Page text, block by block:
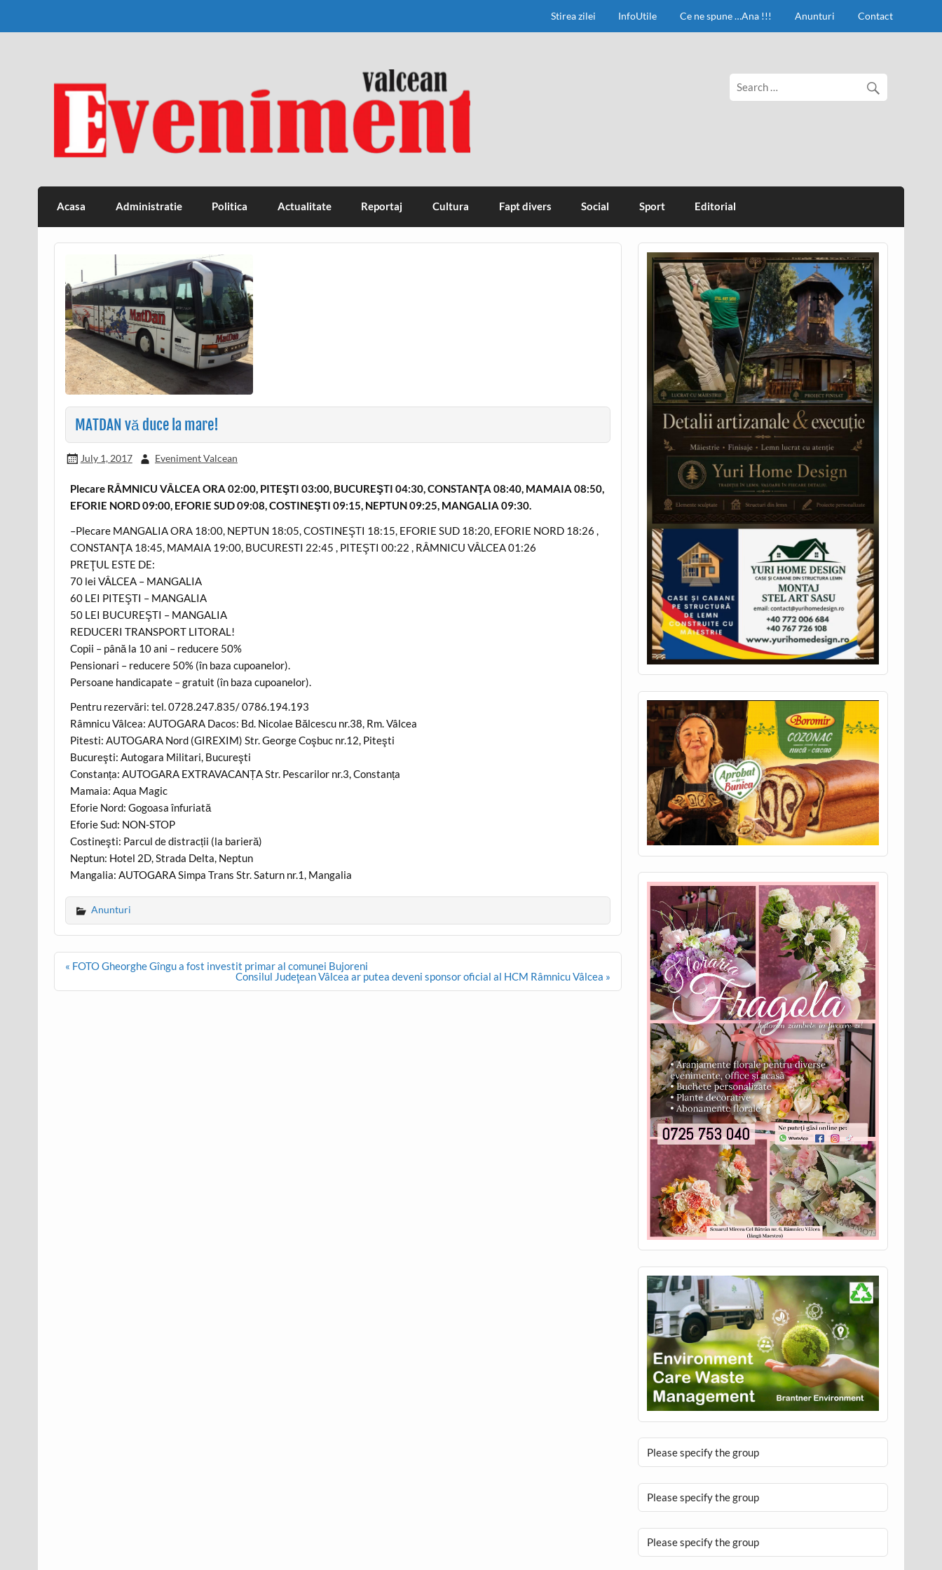
Stirea zilei InfoUtile Ce ne spune …Ana !!! Anunturi Contact
Eveniment Valcean
Acasa Administratie Politica Actualitate Reportaj Cultura Fapt divers Social Sport Editorial
MATDAN vă duce la mare!
July 1, 2017 Eveniment Valcean
Plecare RÂMNICU VÂLCEA ORA 02:00, PITEŞTI 03:00, BUCUREŞTI 04:30, CONSTANŢA 08:40, MAMAIA 08:50,
EFORIE NORD 09:00, EFORIE SUD 09:08, COSTINEŞTI 09:15, NEPTUN 09:25, MANGALIA 09:30.
–Plecare MANGALIA ORA 18:00, NEPTUN 18:05, COSTINEŞTI 18:15, EFORIE SUD 18:20, EFORIE NORD 18:26 ,
CONSTANŢA 18:45, MAMAIA 19:00, BUCURESTI 22:45 , PITEŞTI 00:22 , RÂMNICU VÂLCEA 01:26
PREŢUL ESTE DE:
70 lei VÂLCEA – MANGALIA
60 LEI PITEŞTI – MANGALIA
50 LEI BUCUREŞTI – MANGALIA
REDUCERI TRANSPORT LITORAL!
Copii – până la 10 ani – reducere 50%
Pensionari – reducere 50% (în baza cupoanelor).
Persoane handicapate – gratuit (în baza cupoanelor).
Pentru rezervări: tel. 0728.247.835/ 0786.194.193
Râmnicu Vâlcea: AUTOGARA Dacos: Bd. Nicolae Bălcescu nr.38, Rm. Vâlcea
Pitesti: AUTOGARA Nord (GIREXIM) Str. George Coşbuc nr.12, Piteşti
Bucureşti: Autogara Militari, Bucureşti
Constanța: AUTOGARA EXTRAVACANȚA Str. Pescarilor nr.3, Constanța
Mamaia: Aqua Magic
Eforie Nord: Gogoasa înfuriată
Eforie Sud: NON-STOP
Costineşti: Parcul de distracții (la barieră)
Neptun: Hotel 2D, Strada Delta, Neptun
Mangalia: AUTOGARA Simpa Trans Str. Saturn nr.1, Mangalia
Anunturi
Post
« FOTO Gheorghe Gîngu a fost investit primar al comunei Bujoreni
Consilul Judeţean Vâlcea ar putea deveni sponsor oficial al HCM Râmnicu Vâlcea »
Please specify the group
Please specify the group
Please specify the group